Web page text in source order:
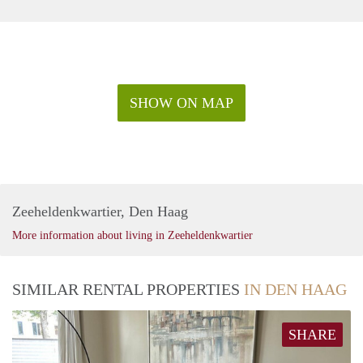
SHOW ON MAP
Zeeheldenkwartier, Den Haag
More information about living in Zeeheldenkwartier
SIMILAR RENTAL PROPERTIES IN DEN HAAG
SHARE